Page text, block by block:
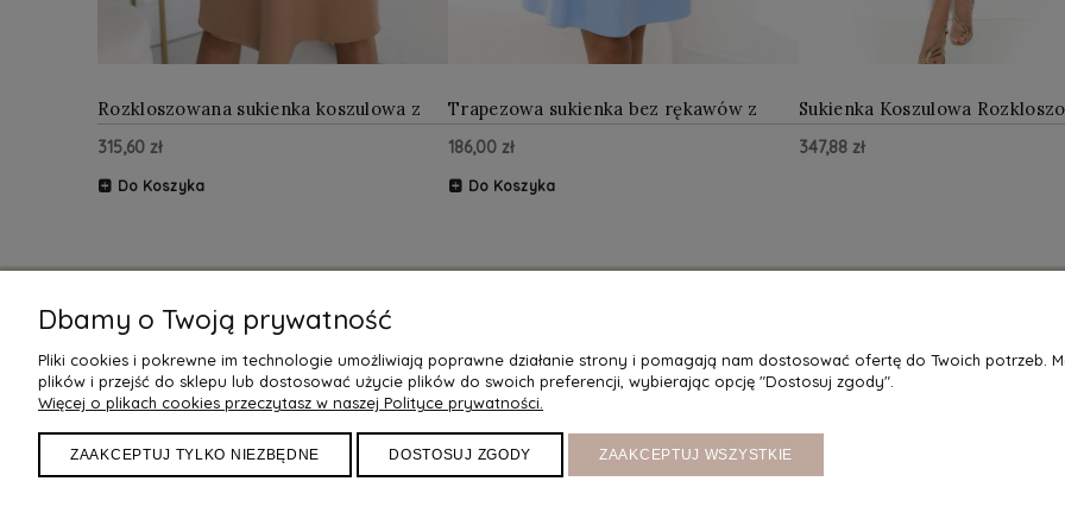
Rozkloszowana sukienka koszulowa z
paskiem Mocha Mousse
315,60 zł
Do Koszyka
Trapezowa sukienka bez rękawów z
paskiem Błękitna
186,00 zł
Do Koszyka
Sukienka Koszulowa
Panterkę NU286-3
347,88 zł
POMOC
Zwroty
Regulamin
Polityka Prywatności
Reklamacje
Czas realizacji i dostępność
Koszty i metody dostawy
Darmowa Wymiana
Sposoby płatności
Twoje zamówienia
Przechowalnia
Dbamy o Twoją prywatność
Pliki cookies i pokrewne im technologie umożliwiają poprawne działanie strony i pomagają nam dostosować ofertę do Twoich potrzeb.
plików i przejść do sklepu lub dostosować użycie plików do swoich preferencji, wybierając opcję "Dostosuj zgody".
Więcej o plikach cookies przeczytasz w naszej Polityce prywatności.
ZAAKCEPTUJ TYLKO NIEZBĘDNE DOSTOSUJ ZGODY ZAAKCEPTUJ WSZYSTKIE